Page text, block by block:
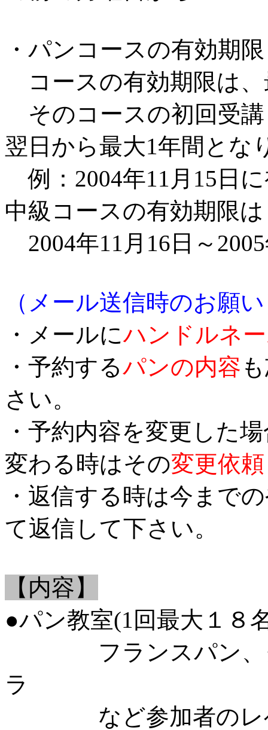
・パンコースの有効期限
コースの有効期限は、
そのコースの初回受
翌日から最大1年間とな
例：2004年11月15日
中級コースの有効期限は
2004年11月16日～
（メール送信時のお願
・メールにハンドルネ
・予約するパンの内容
さい。
・予約内容を変更した
変わる時はその変更依
・返信する時は今まで
て返信して下さい。
【内容】
●パン教室(1回最大１８
フランスパン、ク
ラ
など参加者のレベ